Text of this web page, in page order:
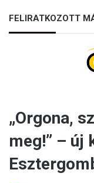
FELIRATKOZOTT